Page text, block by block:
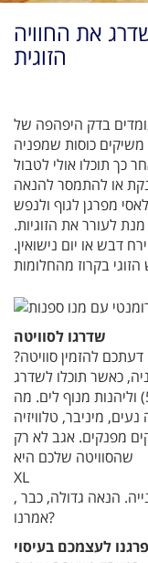
דרכים לשדרג את החוויה
הזוגית
בדק היפהפה של
כוסות שמפניה
כך תוכלו אולי לטבול
או להתמסר להנאה
לעורר את הזוגיות.
דבש או יום נישואין.
שדרגו לסוויטה
להזמין סוויטה?
כאשר תוכלו לשדרג
לסוויטת פרימיום בקומה גבוהה (קומה 5) וליהנות מנוף לים. מה
מיניבר, טלוויזיה
מפנקים. אגב לא רק
שהסוויטה שלכם היא
XL
, היא גם תעניק לכם תור אקספרס בנמל ובאונייה. הנאה גדולה, כבר
אמרנו?
פרגנו לעצמכם בעיסוי